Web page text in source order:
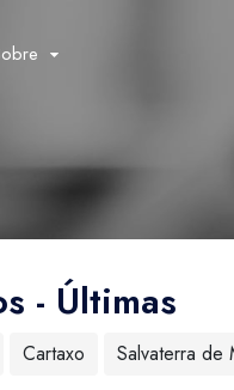
- Últimas
Cartaxo Salvaterra de